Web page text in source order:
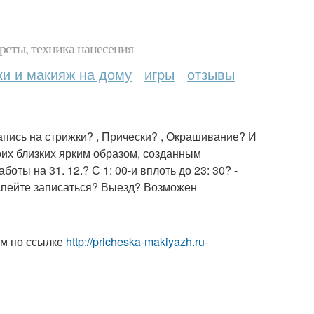
техника нанесения
и макияж на дому игры отзывы
на стрижки? , Прически? , Окрашивание? И
близких ярким образом, созданным
на 31. 12.? С 1: 00-и вплоть до 23: 30? -
записаться? Выезд? Возможен
по ссылке http://pricheska-makiyazh.ru-